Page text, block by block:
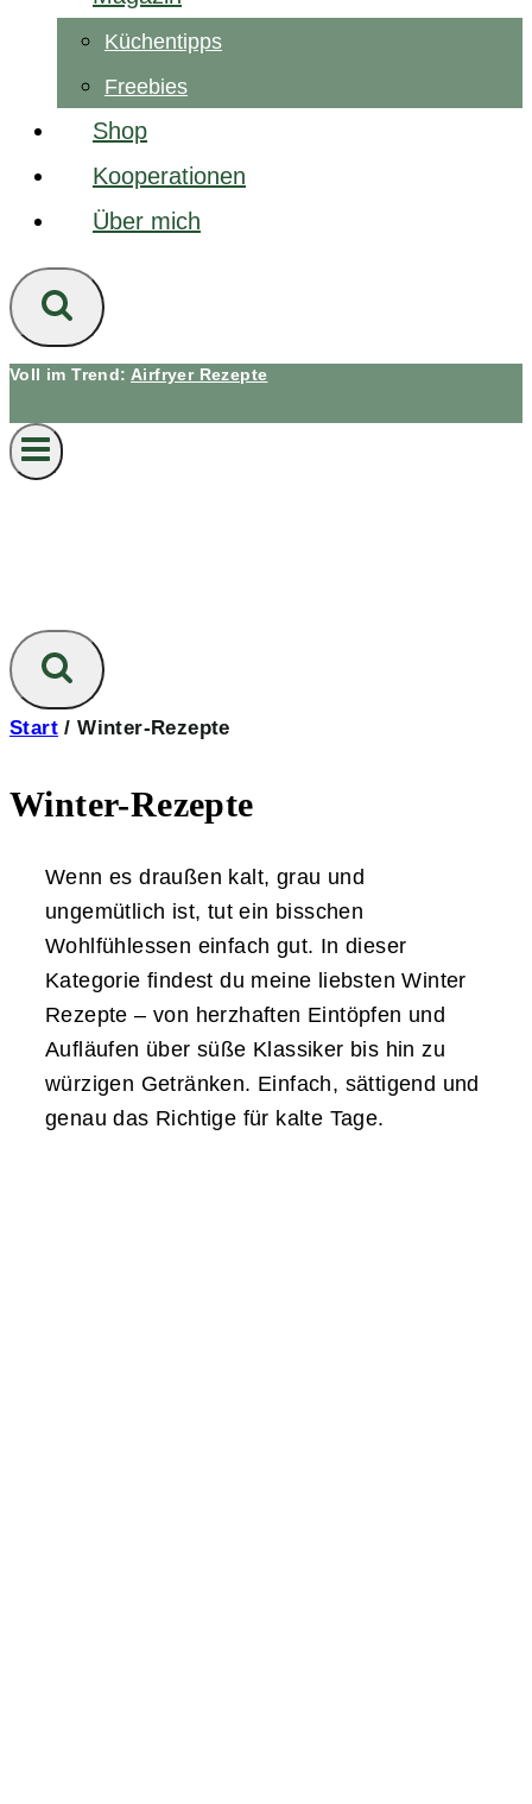
Küchentipps
Freebies
Shop
Kooperationen
Über mich
Voll im Trend: Airfryer Rezepte
Start / Winter-Rezepte
Winter-Rezepte
Wenn es draußen kalt, grau und
ungemütlich ist, tut ein bisschen
Wohlfühlessen einfach gut. In dieser
Kategorie findest du meine liebsten Winter
Rezepte – von herzhaften Eintöpfen und
Aufläufen über süße Klassiker bis hin zu
würzigen Getränken. Einfach, sättigend und
genau das Richtige für kalte Tage.